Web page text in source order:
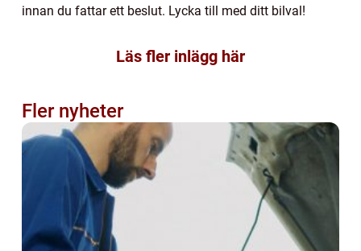
innan du fattar ett beslut. Lycka till med ditt bilval!
Läs fler inlägg här
Fler nyheter